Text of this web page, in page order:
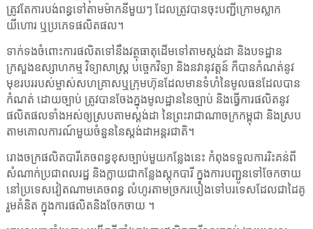
ត្រូវតែការបង់ពន្ធទៅតាមម៉ាកនីមួយៗ ដែលត្រូវបានចុះបញ្ជីក្រោមស្លាក
យីហោរ ឬប្រភេទផលិតផល។
ទាក់ទងចំពោះការផលិតទៅនឹងវត្ថុធាតុដើមទៅតាមស្តង់ដា និងបទដ្ឋាន
ក្រសួងឧស្សាហកម្ម វិទ្យាសាស្ត្រ បច្ចេកវិទ្យា និងនវានុវត្តន៍ ក៏បានកំណត់នូវ
មុខរបររបស់ម្ចាស់សហគ្រាសឬក្រុមហ៊ុនដែលមានទំហំនៃមូលធនដែលបាន
កំណត់ ដោយច្បាប់ ត្រូវបានចែងក្នុងមូលដ្ឋាននៃច្បាប់ និងធ្វើការផលិតនូវ
ផលិតផលទាំងអស់ឲ្យស្របតាមស្តង់ដា នៃព្រះរាជាណាចក្រកម្ពុជា និងស្រប
តាមគោលការណ៍មួយចំនួននៃស្តង់ដាអន្តរជាតិ។
រោងចក្រផលិតបារីគេចពន្ធខុសច្បាប់មួយកន្លែងនេះ កំពុងទទួលការរិះគន់ពី
សំណាក់ប្រជាពលរដ្ឋ និងក្លាយជាកន្លែងស្តុកបារី ក្នុងការបញ្ជូនទៅចែកចាយ
នៅប្រទេសវៀតណាមគេចពន្ធ លំហូរតាមច្រករបៀងទៅបរទេសដែលជាដៃគូ
រួមគំនិត ក្នុងការផលិតនិងចែកចាយ ។